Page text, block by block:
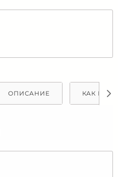
ОПИСАНИЕ КАК